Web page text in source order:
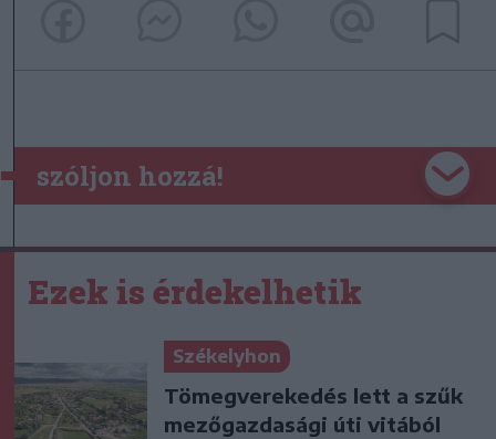
szóljon hozzá!
Ezek is érdekelhetik
Székelyhon
Tömegverekedés lett a szűk
mezőgazdasági úti vitából